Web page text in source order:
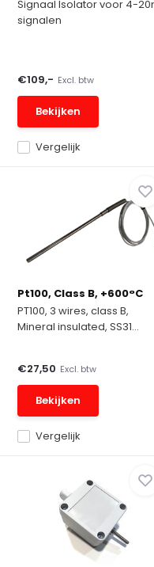
Signaal Isolator voor 4-
signalen
Vergelijk
€109,- Excl. btw
Bekijken
Pt100, Class B, +600°C
PT100, 3 wires, class B,
Mineral insulated, SS31...
Vergelijk
€27,50 Excl. btw
Bekijken